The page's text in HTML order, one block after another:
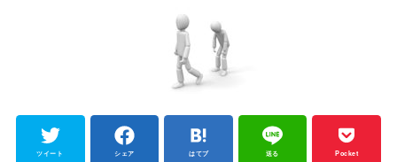
ツイート シェア はてブ 送る Pocket